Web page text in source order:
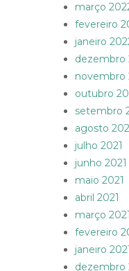
março
fevereiro
janeiro
dezembro
novembro
outubro
setembro
agosto
julho 2021
junho 2021
maio 2021
abril 2021
março 2021
fevereiro
janeiro
dezembro